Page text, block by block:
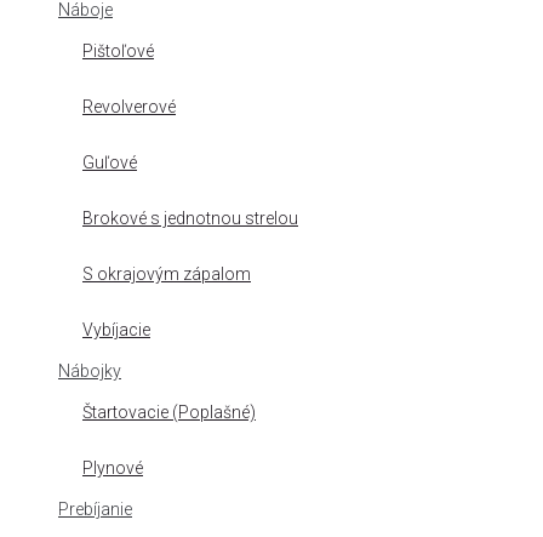
Náboje
Pištoľové
Revolverové
Guľové
Brokové s jednotnou strelou
S okrajovým zápalom
Vybíjacie
Nábojky
Štartovacie (Poplašné)
Plynové
Prebíjanie